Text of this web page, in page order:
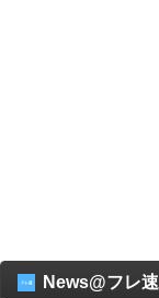
News@フレ速